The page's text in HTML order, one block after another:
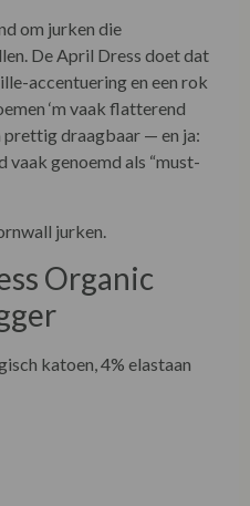
om jurken die
De April Dress doet dat
accentuering en een rok
‘m vaak flatterend
prettig draagbaar — en ja:
genoemd als “must-
jurken.
Organic
katoen, 4% elastaan